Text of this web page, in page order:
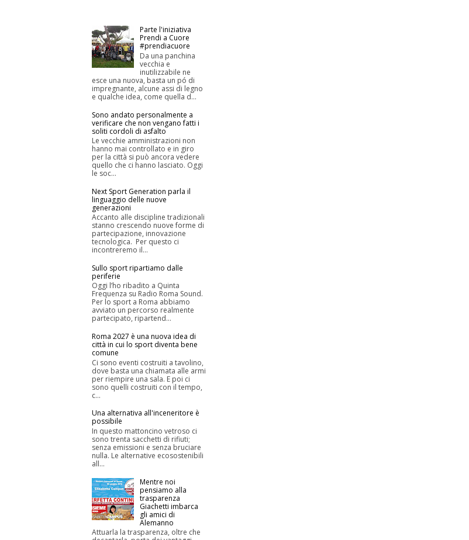
Parte l'iniziativa
Prendi a Cuore
#prendiacuore
Da una panchina
vecchia e
inutilizzabile ne
esce una nuova, basta un pó di
impregnante, alcune assi di legno
e qualche idea, come quella d...
Sono andato personalmente a
verificare che non vengano fatti i
soliti cordoli di asfalto
Le vecchie amministrazioni non
hanno mai controllato e in giro
per la città si può ancora vedere
quello che ci hanno lasciato. Oggi
le soc...
Next Sport Generation parla il
linguaggio delle nuove
generazioni
Accanto alle discipline tradizionali
stanno crescendo nuove forme di
partecipazione, innovazione
tecnologica. Per questo ci
incontreremo il...
Sullo sport ripartiamo dalle
periferie
Oggi l’ho ribadito a Quinta
Frequenza su Radio Roma Sound.
Per lo sport a Roma abbiamo
avviato un percorso realmente
partecipato, ripartend...
Roma 2027 è una nuova idea di
città in cui lo sport diventa bene
comune
Ci sono eventi costruiti a tavolino,
dove basta una chiamata alle armi
per riempire una sala. E poi ci
sono quelli costruiti con il tempo,
c...
Una alternativa all'inceneritore è
possibile
In questo mattoncino vetroso ci
sono trenta sacchetti di rifiuti;
senza emissioni e senza bruciare
nulla. Le alternative ecosostenibili
all...
Mentre noi
pensiamo alla
trasparenza
Giachetti imbarca
gli amici di
Alemanno
Attuarla la trasparenza, oltre che